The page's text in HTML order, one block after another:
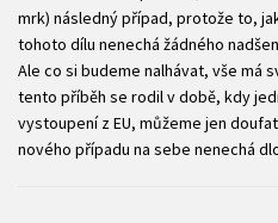
mrk) následný případ, protože to,
tohoto dílu nenechá žádného
Ale co si budeme nalhávat, vše má
tento příběh se rodil v době, kdy
vystoupení z EU, můžeme jen
nového případu na sebe nenechá